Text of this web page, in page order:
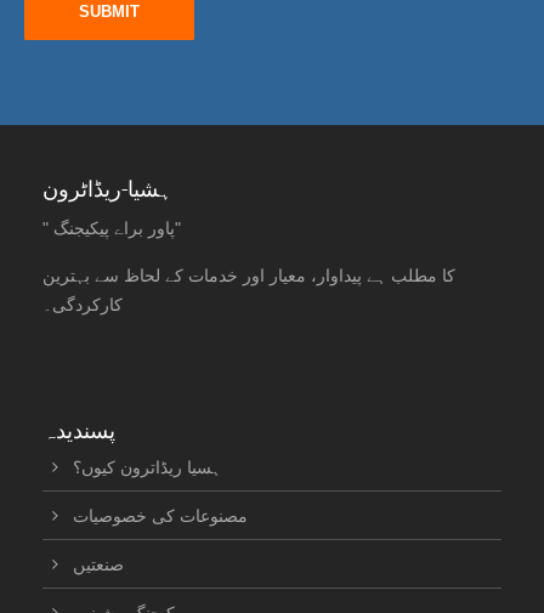
SUBMIT
ہشیا-ریڈاٹرون
" پاور براے پیکیجنگ"
کا مطلب ہے پیداوار، معیار اور خدمات کے لحاظ سے بہترین
کارکردگی۔
پسندیدہ
ہسیا ریڈاترون کیوں؟
مصنوعات کی خصوصیات
صنعتیں